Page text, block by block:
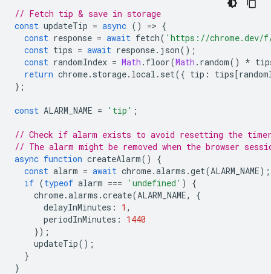
// Fetch tip & save in storage
const updateTip = async () => {
const response = await fetch( 'https://chrome.dev/
const tips = await response. json();
const randomIndex = Math . floor(Math . random() *
return chrome. storage. local . set({ tip : tips[
};
const ALARM_NAME = 'tip' ;
// Check if alarm exists to avoid resetting the
// The alarm might be removed when the browser
async function createAlarm()
{
const alarm = await chrome.alarms .get(ALARM_NAME);
if (typeof alarm === 'undefined' )
{
chrome.alarms .create(ALARM_NAME,
{
delayInMinutes : 1 ,
periodInMinutes :
1440
});
updateTip();
}
}